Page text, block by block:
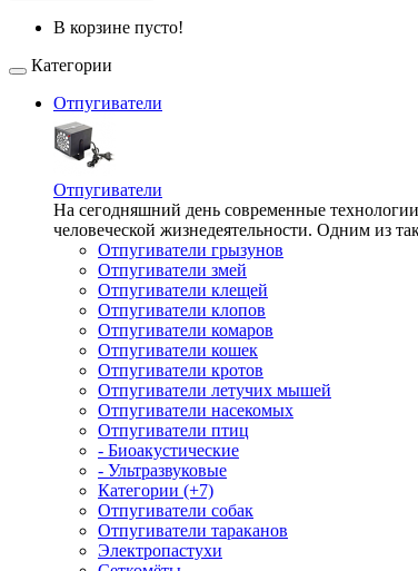
В корзине пусто!
Категории
Отпугиватели
Отпугиватели
На сегодняшний день современные
человеческой жизнедеятельности. Одним из
Отпугиватели грызунов
Отпугиватели змей
Отпугиватели клещей
Отпугиватели клопов
Отпугиватели комаров
Отпугиватели кошек
Отпугиватели кротов
Отпугиватели летучих мышей
Отпугиватели насекомых
Отпугиватели птиц
- Биоакустические
- Ультразвуковые
Категории (+7)
Отпугиватели собак
Отпугиватели тараканов
Электропастухи